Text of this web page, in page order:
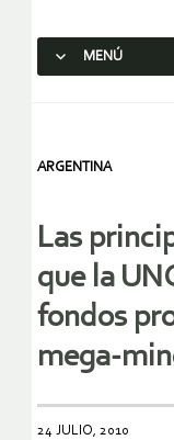
MENÚ
ARGENTINA
Las
que la
fondos
mega-
24 JULIO, 2010